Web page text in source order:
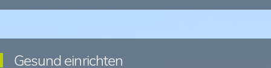
Gesund einrichten